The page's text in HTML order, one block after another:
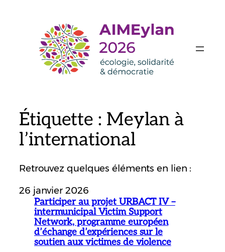
Étiquette : Meylan à
l’international
Retrouvez quelques éléments en lien :
26 janvier 2026
Participer au projet URBACT IV –
intermunicipal Victim Support
Network, programme européen
d’échange d’expériences sur le
soutien aux victimes de violence